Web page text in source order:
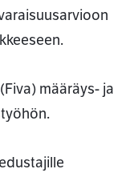
määräys- ja